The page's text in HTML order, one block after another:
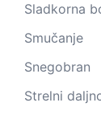
Sladkorna
Smučanje
Snegobran
Strelni